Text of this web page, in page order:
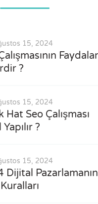
15, 2024
?
15, 2024
Hat Seo Çalışması
Yapılır ?
15, 2024
Dijital Pazarlamanın